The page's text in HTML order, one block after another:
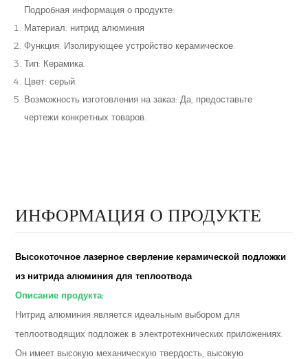
Подробная информация о продукте:
Материал: нитрид алюминия
Функция: Изолирующее устройство керамическое.
Тип: Керамика.
Цвет: серый.
Возможность изготовления на заказ: Да, предоставьте
чертежи конкретных товаров.
ИНФОРМАЦИЯ О ПРОДУКТЕ
Высокоточное лазерное сверление керамической подложки
из нитрида алюминия для теплоотвода
Описание продукта:
Нитрид алюминия является идеальным выбором для
теплоотводящих подложек в электротехнических приложениях.
Он имеет высокую механическую твердость, высокую